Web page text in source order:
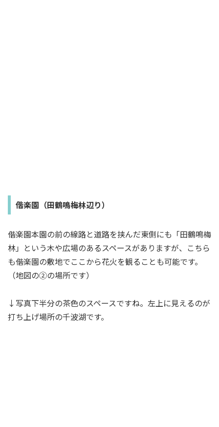
偕楽園（田鶴鳴梅林辺り）
偕楽園本園の前の線路と道路を挟んだ東側にも「田鶴鳴梅
林」という木や広場のあるスペースがありますが、こちら
も偕楽園の敷地でここから花火を観ることも可能です。
（地図の②の場所です）
↓写真下半分の茶色のスペースですね。左上に見えるのが
打ち上げ場所の千波湖です。